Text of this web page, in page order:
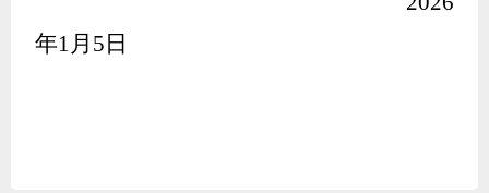
年1月 5 日